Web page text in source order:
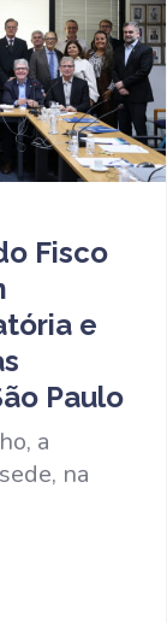
Fisco
e
Paulo
a
na